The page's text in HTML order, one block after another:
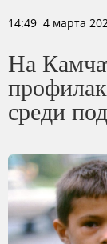
14:49 4 марта
На
среди